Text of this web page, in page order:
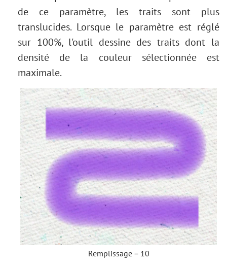
de ce paramètre, les traits sont plus
translucides. Lorsque le paramètre est réglé
sur 100%, l'outil dessine des traits dont la
densité de la couleur sélectionnée est
maximale.
Remplissage = 10